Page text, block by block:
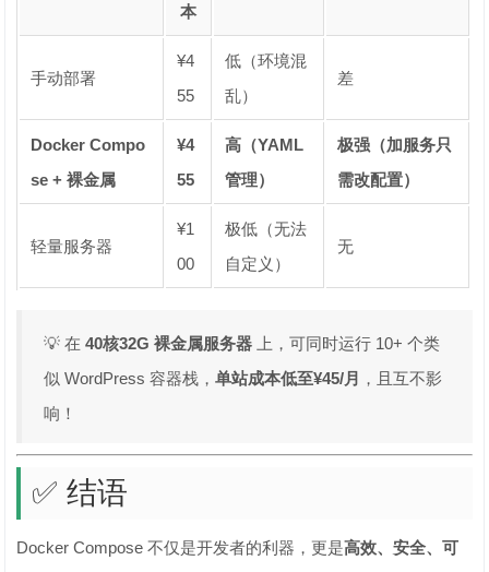
本
手动部署
¥4
55
低（环境混
乱）
差
Docker Compo
se + 裸金属
¥4
55
高（YAML
管理）
极强（加服务只
需改配置）
轻量服务器
¥1
00
极低（无法
自定义）
无
💡 在40核32G 裸金属服务器 上，可同时运行 10+ 个类
似 WordPress 容器栈，单站成本低至¥45/月 ，且互不影
响！
✅ 结语
Docker Compose 不仅是开发者的利器，更是高效、安全、可